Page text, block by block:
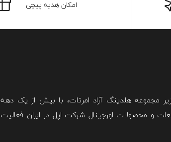
امکان هدیه پیچی
مجموعه هلدینگ آراد امرتات، با بیش از یک دهه
و محصولات اورجینال شرکت اپل در ایران فعالیت